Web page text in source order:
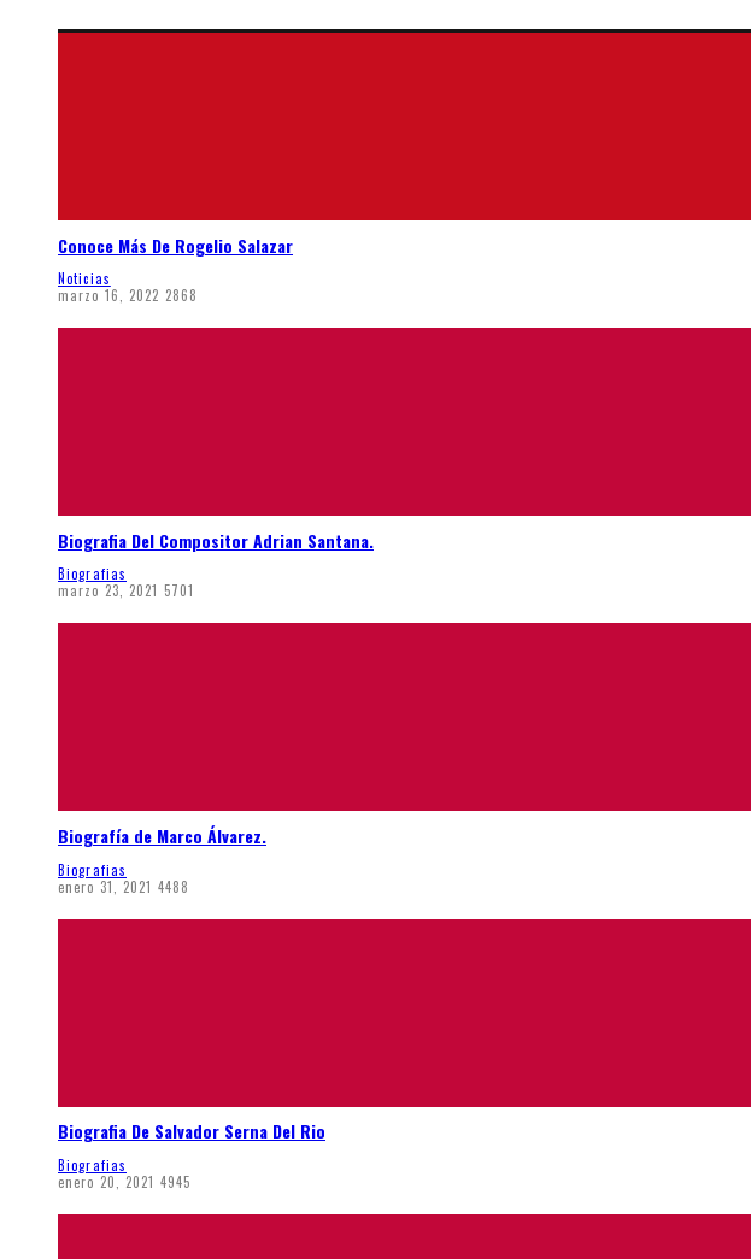
Conoce Más De Rogelio Salazar
Noticias
marzo 16, 2022 2868
Biografia Del Compositor Adrian Santana.
Biografias
marzo 23, 2021 5701
Biografía de Marco Álvarez.
Biografias
enero 31, 2021 4488
Biografia De Salvador Serna Del Rio
Biografias
enero 20, 2021 4945